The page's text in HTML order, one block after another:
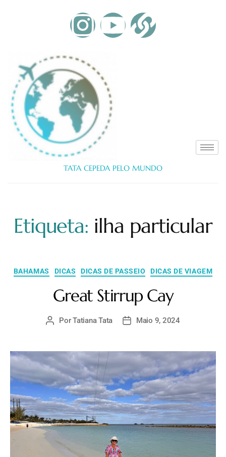
TATA CEPEDA PELO MUNDO
Etiqueta: ilha particular
BAHAMAS DICAS DICAS DE PASSEIO DICAS DE VIAGEM
Great Stirrup Cay
PorTatiana Tata Maio 9, 2024